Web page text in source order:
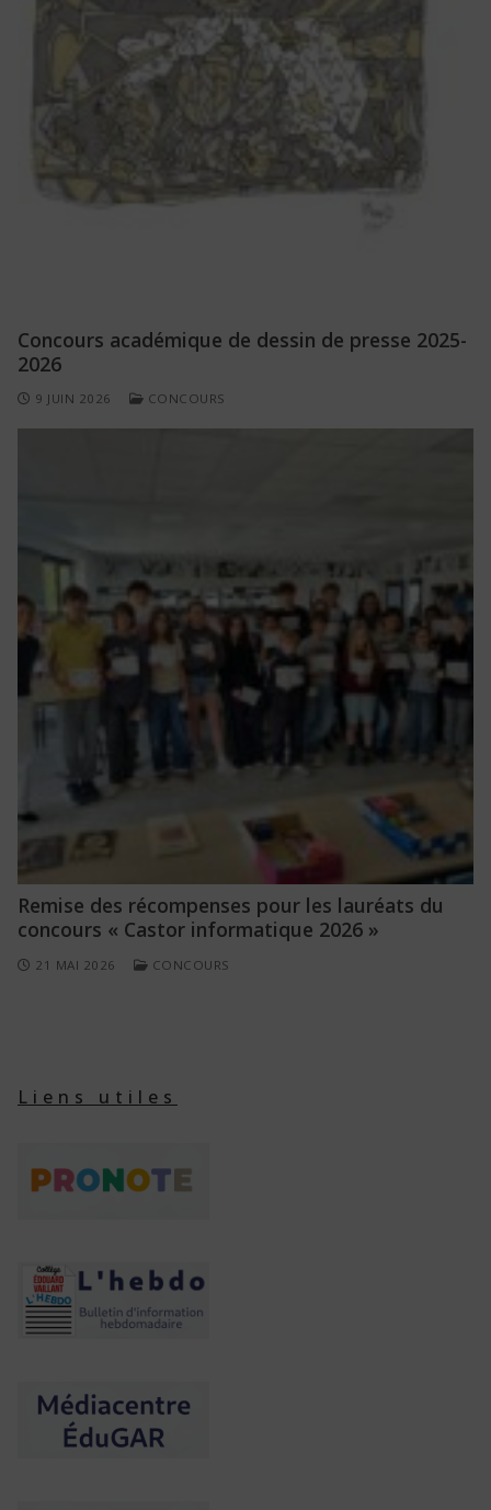
Concours académique de dessin de presse 2025-
2026
9 JUIN 2026 CONCOURS
Remise des récompenses pour les lauréats du
concours « Castor informatique 2026 »
21 MAI 2026 CONCOURS
Liens utiles